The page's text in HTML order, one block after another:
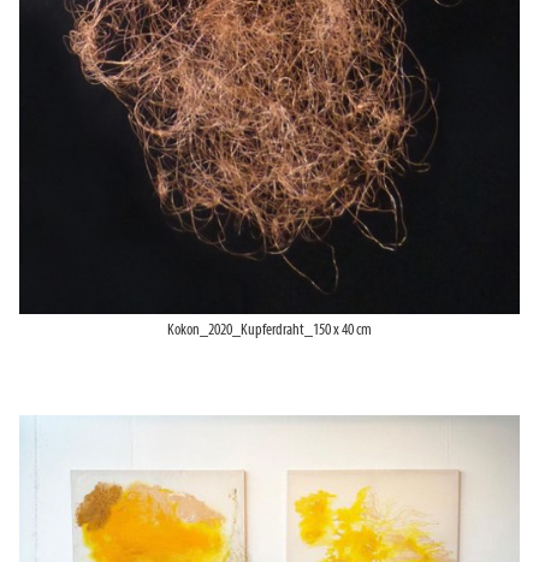
Kokon_2020_Kupferdraht_150 x 40 cm